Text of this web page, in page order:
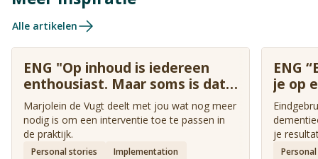
Alle artikelen
ENG "Op inhoud is iedereen
enthousiast. Maar soms is dat
niet genoeg."
Marjolein de Vugt deelt met jou wat nog meer
nodig is om een interventie toe te passen in
de praktijk.
Personal stories Implementation
ENG
je op
je